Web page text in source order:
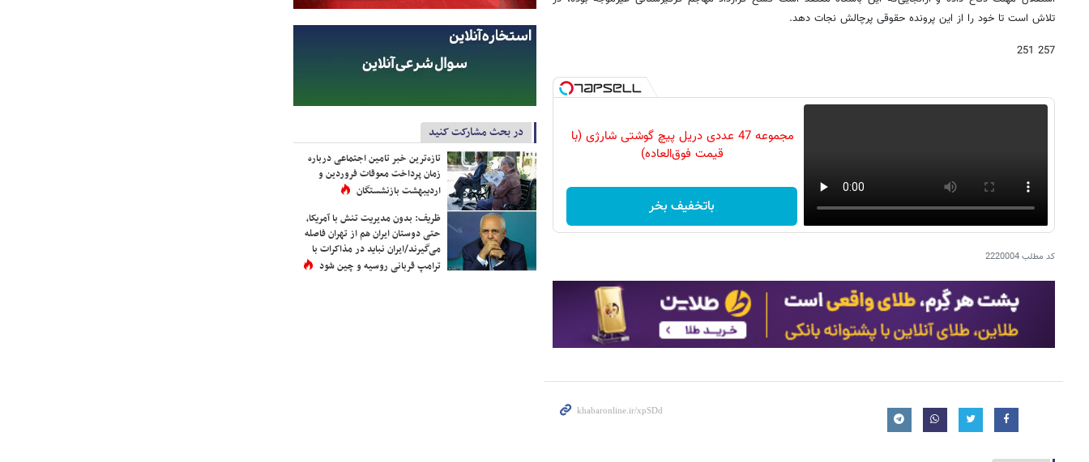
تلاش است تا خود را از این پرونده حقوقی پرچالش نجات دهد.
257 251
مجموعه 47 عددی دریل پیچ گوشتی شارژی‌ (با
قیمت فوق‌العاده)
باتخفیف بخر
کد مطلب2220004
در بحث مشارکت کنید
تازه‌ترین خبر تامین اجتماعی درباره
زمان پرداخت معوقات فروردین و
اردیبهشت بازنشستگان
ظریف: بدون مدیریت تنش با آمریکا،
حتی دوستان ایران هم از تهران فاصله
می‌گیرند/ایران نباید در مذاکرات با
ترامپ قربانی روسیه و چین شود